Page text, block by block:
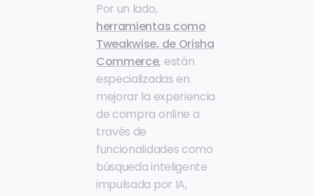
Por un lado,
herramientas como
Tweakwise, de Orisha
Commerce, están
especializadas en
mejorar la experiencia
de compra online a
través de
funcionalidades como
búsqueda inteligente
impulsada por IA,